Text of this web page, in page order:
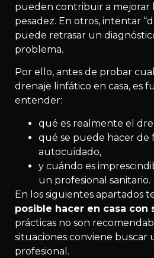
pueden contribuir a mejorar
pesadez. En otros, intentar
puede retrasar un
problema.
Por ello, antes de probar
drenaje linfático en casa, es
entender:
qué es realmente el
qué se puede hacer de
autocuidado,
y cuándo es
un profesional sanitario.
En los siguientes apartados
posible hacer en casa con
prácticas no son
situaciones conviene buscar
profesional.